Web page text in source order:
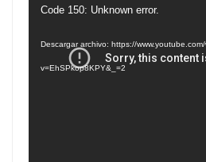
Reproductor
Code 150: Unknown error.
Descargar archivo: https://
v=EhSPkop8KPY&_=2